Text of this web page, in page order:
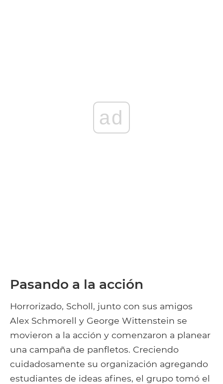
ad
Pasando a la acción
Horrorizado, Scholl, junto con sus amigos
Alex Schmorell y George Wittenstein se
movieron a la acción y comenzaron a planear
una campaña de panfletos. Creciendo
cuidadosamente su organización agregando
estudiantes de ideas afines, el grupo tomó el